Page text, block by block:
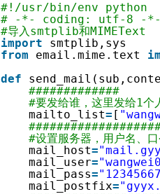
#!/usr/bin/env python
# -*- coding: utf-8 -
#导入smtplib和MIMEText
import
smtplib,sys
from
email.mime.text
def
#############
#要发给谁，这里发给1个
mailto_list= [
#设置服务器，用户名、
mail_host=
mail_user=
mail_pass=
mail_postfix=